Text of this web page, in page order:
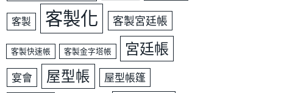
客製 客製化 客製宮廷帳
客製快速帳 客製金字塔帳 宮廷帳
宴會 屋型帳 屋型帳篷